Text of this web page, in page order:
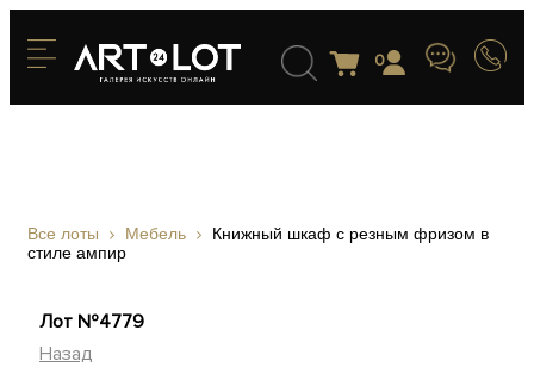
0
Все лоты Мебель
Книжный шкаф с резным фризом в
стиле ампир
Лот №4779
Назад